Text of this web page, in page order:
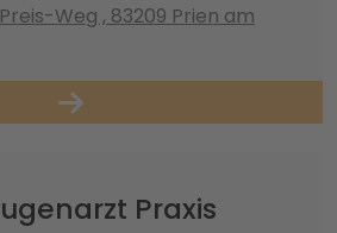
Weg , 83209 Prien am
Praxis